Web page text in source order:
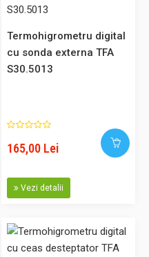
Lei
Coş
poate fi achizitionat si prin
pe ecran apare simbolul
valori minume si max..
Termohigrometru digital
cu sonda externa TFA
S30.5013
165,00 Lei
Vezi detalii